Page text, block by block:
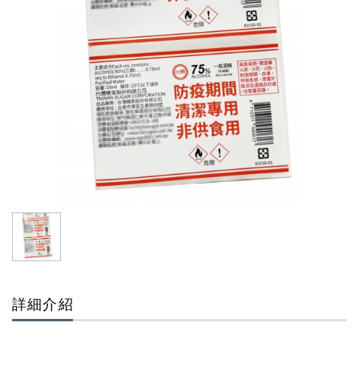
詳細介紹